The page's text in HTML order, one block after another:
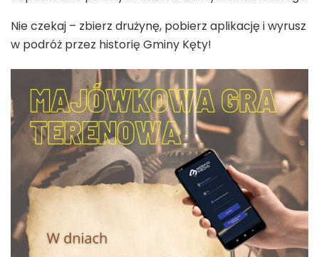
Nie czekaj – zbierz drużynę, pobierz aplikację i wyrusz
w podróż przez historię Gminy Kęty!